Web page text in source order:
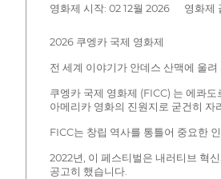
영화제 시작: 02 12월 2026 영화제
2026 쿠엥카 국제 영화제
전 세계 이야기가 안데스 산맥에 울려
쿠엥카 국제 영화제 (FICC) 는 에콰
아메리카 영화의 진원지로 굳건히 자
FICC는 창립 역사를 통틀어 중요한
2022년, 이 페스티벌은 내러티브 혁
공고히 했습니다.